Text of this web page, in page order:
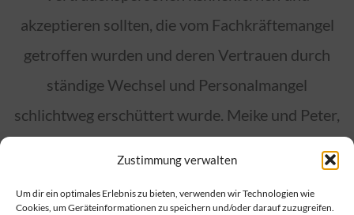
Zustimmung verwalten
Um dir ein optimales Erlebnis zu bieten, verwenden wir Technologien wie
Cookies, um Geräteinformationen zu speichern und/oder darauf zuzugreifen.
akzeptieren sollten, die vom Fachkräftemangel
getroffen wurden und deren Vertrauen durch
ständige Wechsel und Personalmangel
schlichtweg erschüttert wurde. Meike und Peter,
unserem Bildungssystem machen hätten sollen,
die hätten frühzeitig mit gefördert werden